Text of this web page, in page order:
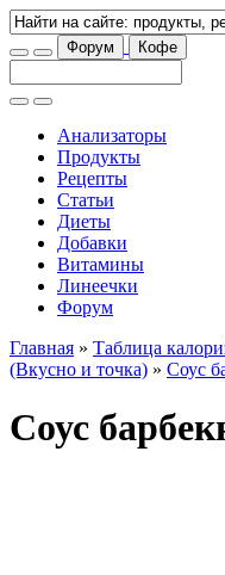
Форум Кофе
Анализаторы
Продукты
Рецепты
Статьи
Диеты
Добавки
Витамины
Линеечки
Форум
Главная » Таблица
(Вкусно и точка) » Соус
Соус